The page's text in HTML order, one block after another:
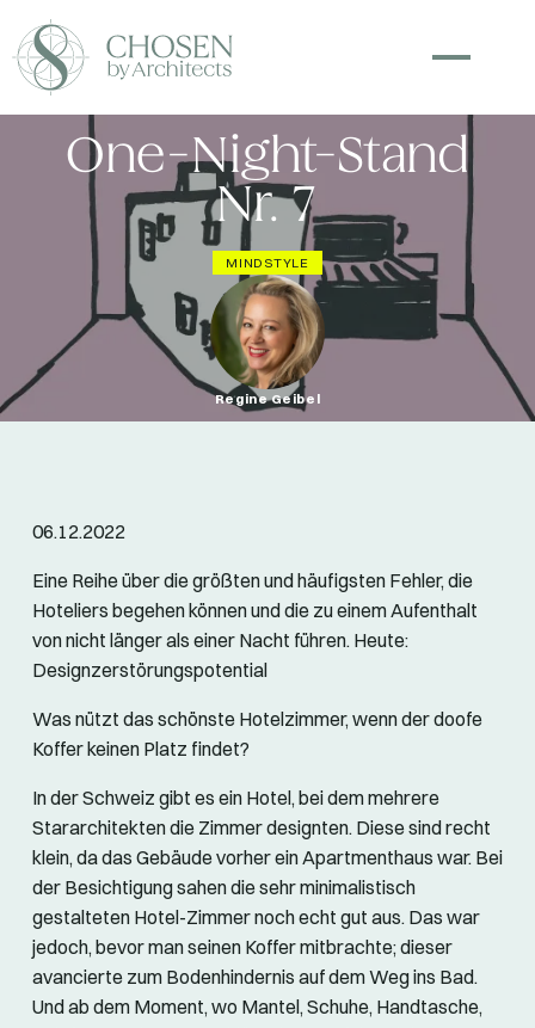
One-Night-Stand
Nr. 7
MINDSTYLE
Regine Geibel
06.12.2022
Eine Reihe über die größten und häufigsten Fehler, die
Hoteliers begehen können und die zu einem Aufenthalt
von nicht länger als einer Nacht führen. Heute:
Designzerstörungspotential
Was nützt das schönste Hotelzimmer, wenn der doofe
Koffer keinen Platz findet?
In der Schweiz gibt es ein Hotel, bei dem mehrere
Stararchitekten die Zimmer designten. Diese sind recht
klein, da das Gebäude vorher ein Apartmenthaus war. Bei
der Besichtigung sahen die sehr minimalistisch
gestalteten Hotel-Zimmer noch echt gut aus. Das war
jedoch, bevor man seinen Koffer mitbrachte; dieser
avancierte zum Bodenhindernis auf dem Weg ins Bad.
Und ab dem Moment, wo Mantel, Schuhe, Handtasche,